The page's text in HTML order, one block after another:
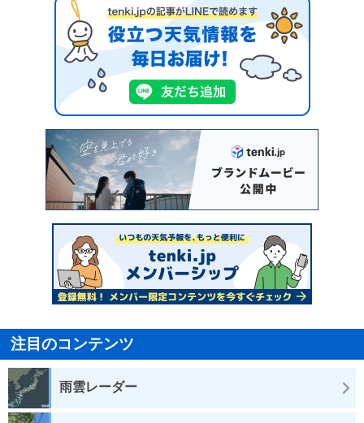
注目のコンテンツ
雨雲レーダー